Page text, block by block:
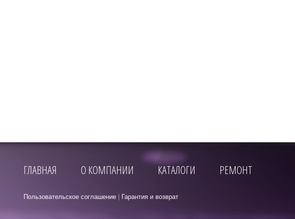
ГЛАВНАЯ О КОМПАНИИ КАТАЛОГИ РЕМОНТ
Пользовательское соглашение | Гарантия и возврат